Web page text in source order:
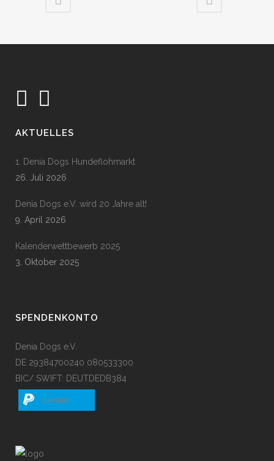
AKTUELLES
1. Denia Dogs Hundeflohmarkt
26. Juli 2026
Denia Dogs e.V. wird 20 Jahre alt!
9. April 2026
Kalenderwettbewerb 2025
3. Oktober 2025
SPENDENKONTO
Denia Dogs e.V.
DE 29384700240 080533300
BIC/ SWIFT: DEUTDEDB384
spenden